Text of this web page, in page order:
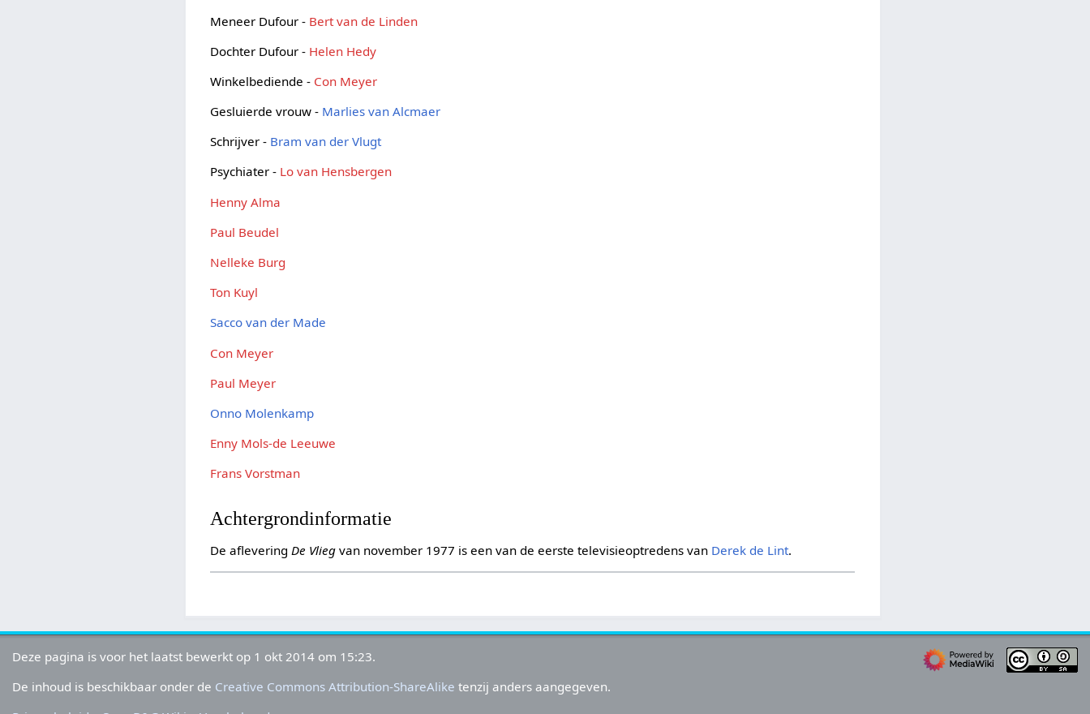
Meneer Dufour - Bert van de Linden
Dochter Dufour - Helen Hedy
Winkelbediende - Con Meyer
Gesluierde vrouw - Marlies van Alcmaer
Schrijver - Bram van der Vlugt
Psychiater - Lo van Hensbergen
Henny Alma
Paul Beudel
Nelleke Burg
Ton Kuyl
Sacco van der Made
Con Meyer
Paul Meyer
Onno Molenkamp
Enny Mols-de Leeuwe
Frans Vorstman
Achtergrondinformatie
De aflevering De Vlieg van november 1977 is een van de eerste televisieoptredens van Derek de Lint.
Deze pagina is voor het laatst bewerkt op 1 okt 2014 om 15:23.
De inhoud is beschikbaar onder de Creative Commons Attribution-ShareAlike tenzij anders aangegeven.